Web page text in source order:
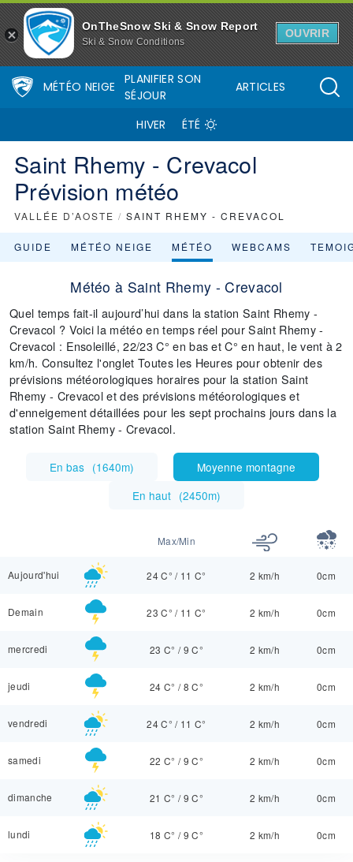
OnTheSnow Ski & Snow Report
Ski & Snow Conditions
OUVRIR
MÉTÉO NEIGE
PLANIFIER SON
SÉJOUR
ARTICLES
HIVER ÉTÉ
Saint Rhemy - Crevacol
Prévision météo
VALLÉE D’AOSTE / SAINT RHEMY - CREVACOL
GUIDE MÉTÉO NEIGE MÉTÉO WEBCAMS
Météo à Saint Rhemy - Crevacol
Quel temps fait-il aujourd’hui dans la station Saint Rhemy -
Crevacol ? Voici la météo en temps réel pour Saint Rhemy -
Crevacol : Ensoleillé, 22/23 C° en bas et C° en haut, le vent à 2
km/h. Consultez l'onglet Toutes les Heures pour obtenir des
prévisions météorologiques horaires pour la station Saint
Rhemy - Crevacol et des prévisions météorologiques et
d'enneigement détaillées pour les sept prochains jours dans la
station Saint Rhemy - Crevacol.
En bas (1640m)
Moyenne montagne
En haut (2450m)
Max/Min
Aujourd'hui 24 C° / 11 C° 2 km/h 0cm
Demain 23 C° / 11 C° 2 km/h 0cm
mercredi 23 C° / 9 C° 2 km/h 0cm
jeudi 24 C° / 8 C° 2 km/h 0cm
vendredi 24 C° / 11 C° 2 km/h 0cm
samedi 22 C° / 9 C° 2 km/h 0cm
dimanche 21 C° / 9 C° 2 km/h 0cm
lundi 18 C° / 9 C° 2 km/h 0cm